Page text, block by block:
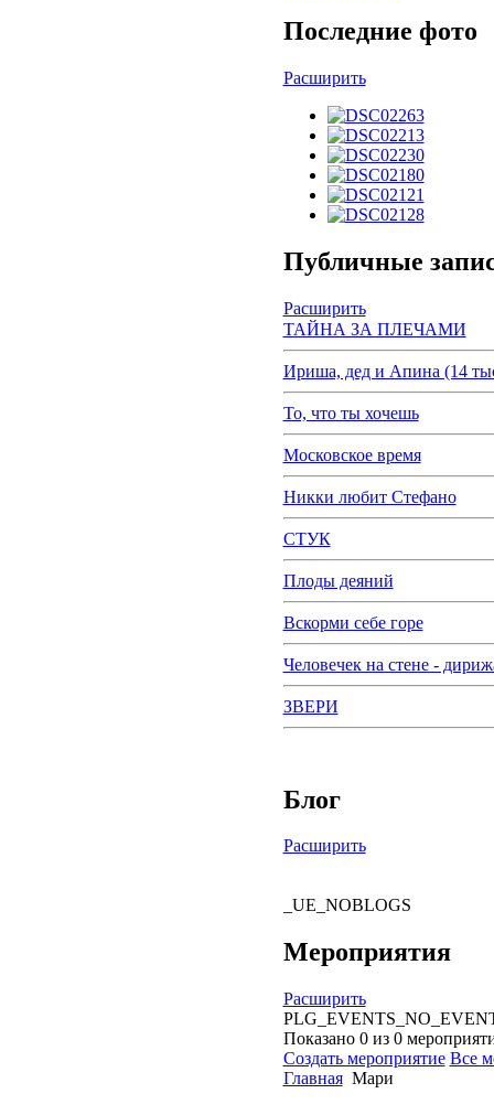
Последние фото
Расширить
Публичные
Расширить
ТАЙНА ЗА ПЛЕЧАМИ
Ириша, дед и Апина (14
То, что ты хочешь
Московское время
Никки любит Стефано
СТУК
Плоды деяний
Вскорми себе горе
Человечек на стене -
ЗВЕРИ
Блог
Расширить
_UE_NOBLOGS
Мероприятия
Расширить
Показано 0 из 0
Создать мероприятие Все
Главная Мари